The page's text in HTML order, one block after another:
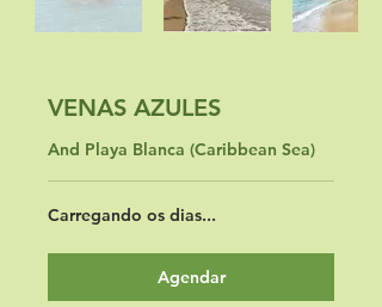
VENAS AZULES
And Playa Blanca (Caribbean Sea)
Carregando os dias...
Agendar